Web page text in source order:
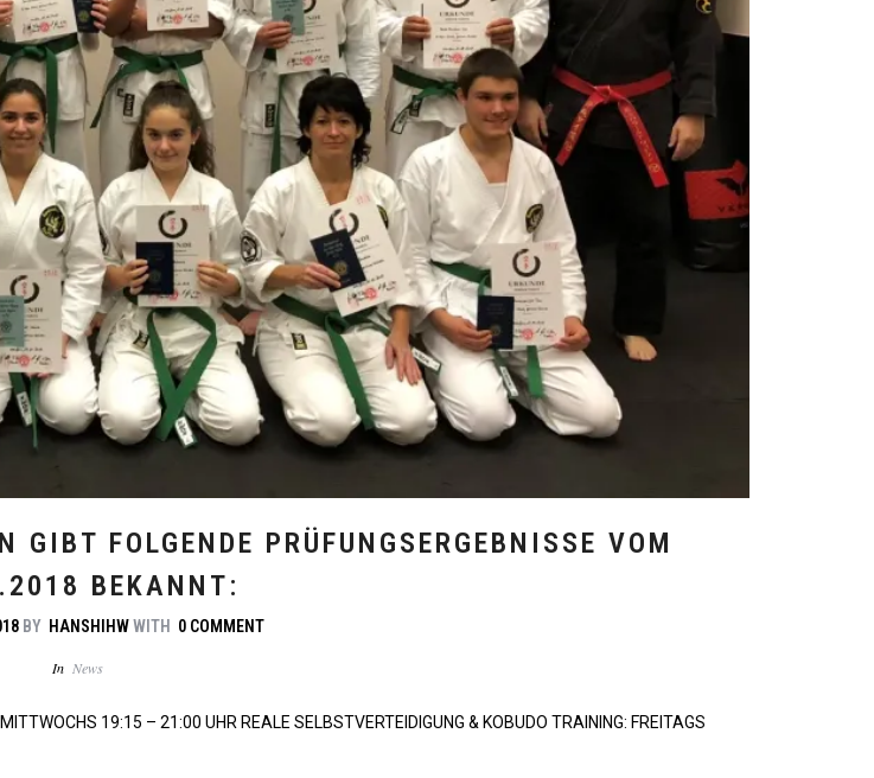
FOLGENDE PRÜFUNGSERGEBNISSE VOM
BEKANNT:
BY HANSHIHWWITH 0 COMMENT
In News
19:15 – 21:00 UHR REALE SELBSTVERTEIDIGUNG & KOBUDO TRAINING: FREITAGS